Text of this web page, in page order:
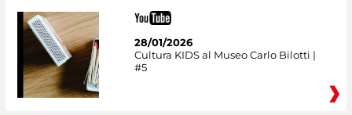
28/01/2026
Cultura KIDS al Museo Carlo Bilotti |
#5